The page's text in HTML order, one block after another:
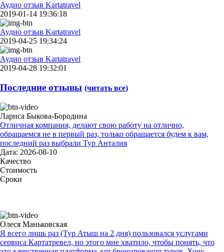
Аудио отзыв Kartatravel
2019-01-14 19:36:18
Аудио отзыв Kartatravel
2019-04-25 19:34:24
Аудио отзыв Kartatravel
2019-04-28 19:32:01
Последние отзывы (читать все)
Лариса Быкова-Бородина
Отличная компания, делают свою работу на отлично,
обращаемся не в первый раз, только обращается будем к вам,
последний раз выбрали Тур Анталия
Дата: 2026-08-10
Качество
Стоимость
Сроки
Олеся Маньковская
Я всего лишь раз (Тур Атыш на 2 дня) пользовался услугами
сервиса Картатревел, но этого мне хватило, чтобы понять, что